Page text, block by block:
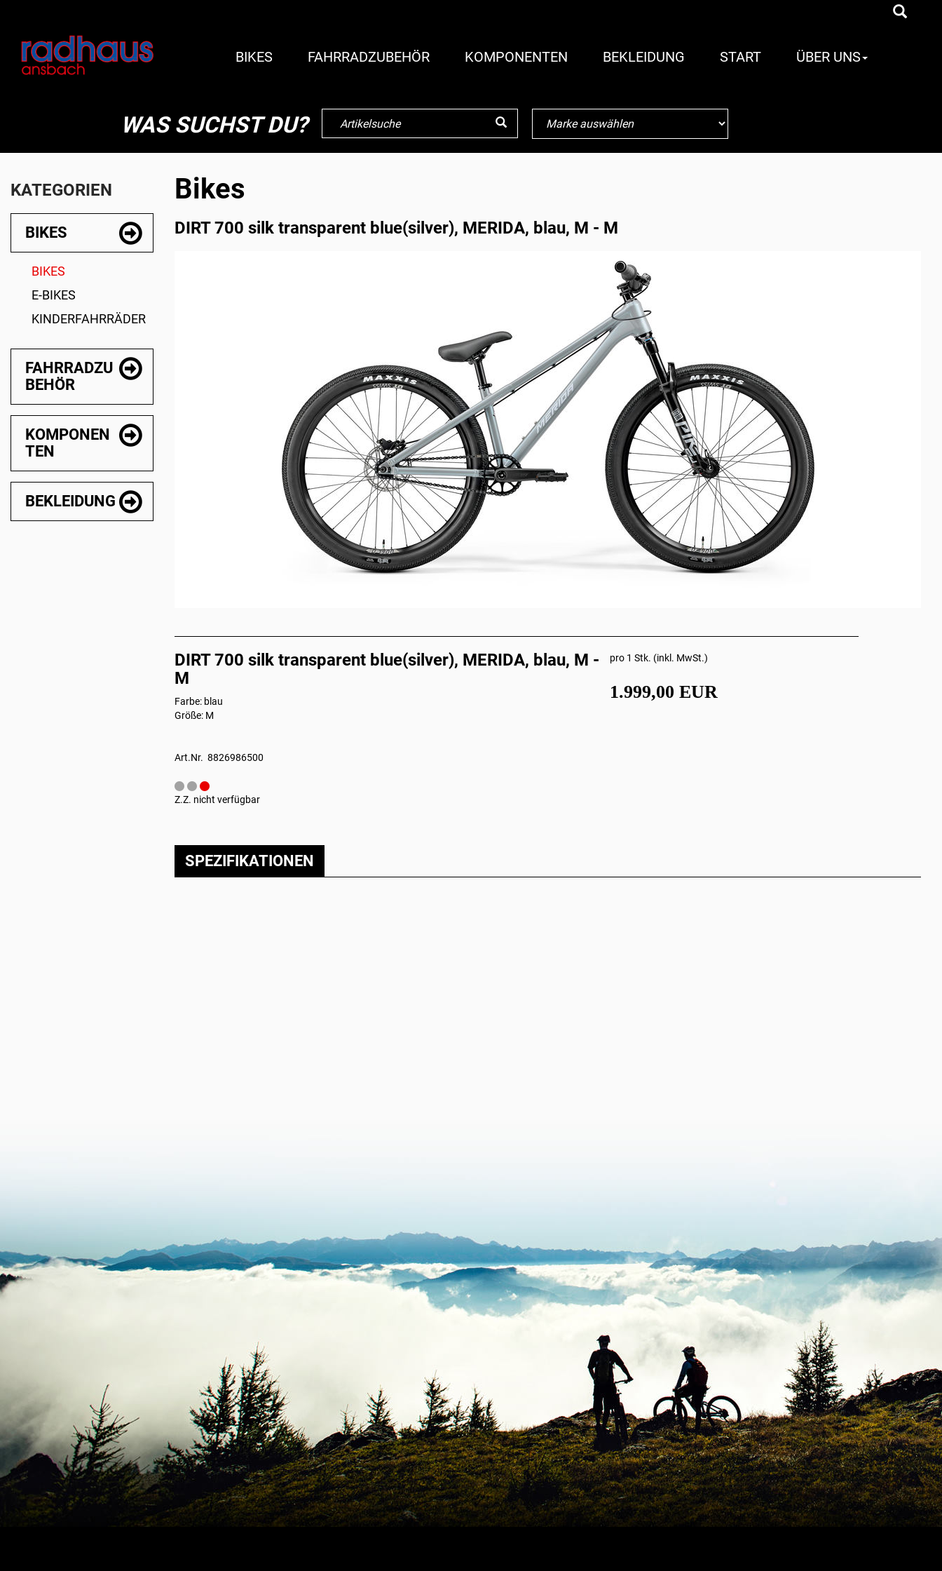
BIKES FAHRRADZUBEHÖR KOMPONENTEN BEKLEIDUNG START ÜBER UNS
WAS SUCHST DU?
KATEGORIEN
BIKES
BIKES
E-BIKES
KINDERFAHRRÄDER
FAHRRADZU
BEHÖR
KOMPONEN
TEN
BEKLEIDUNG
Bikes
DIRT 700 silk transparent blue(silver), MERIDA, blau, M - M
DIRT 700 silk transparent blue(silver), MERIDA, blau, M -
M
Farbe: blau
Größe: M
Art.Nr. 8826986500
Z.Z. nicht verfügbar
pro 1 Stk. (inkl. MwSt.)
1.999,00 EUR
SPEZIFIKATIONEN